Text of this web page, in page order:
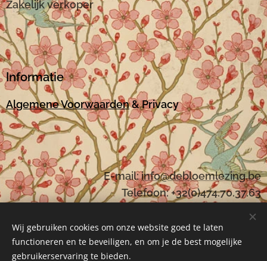
Zakelijk verkoper
Informatie
Algemene Voorwaarden& Privacy
E-mail:info@debloemlezing.be
Telefoon: +32(0)474.70.37.63
Mogelijk gemaakt doorWebnode Cookies
Wij gebruiken cookies om onze website goed te laten
functioneren en te beveiligen, en om je de best mogelijke
gebruikerservaring te bieden.